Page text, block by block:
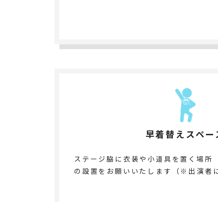
早着替えスペー
ステージ脇に衣装や小道具を置く場所
の設置をお願いいたします（※出演者